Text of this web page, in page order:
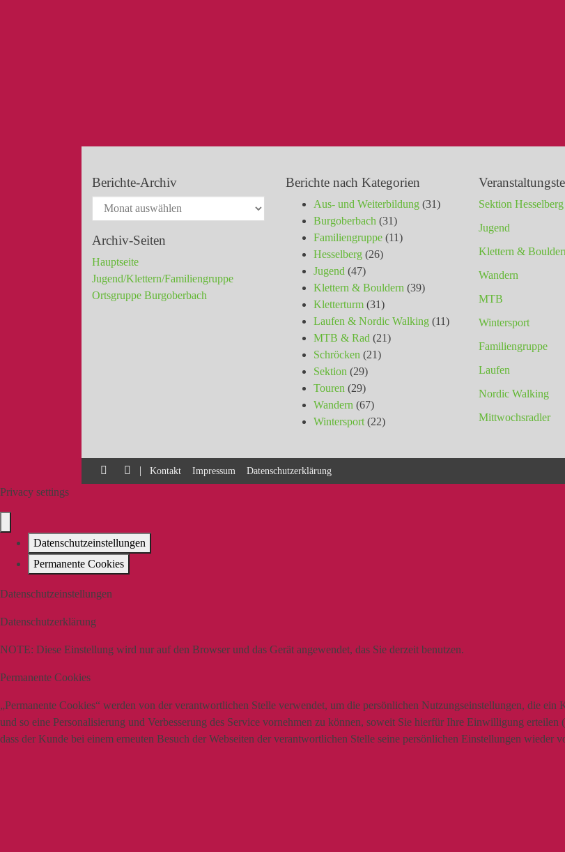
Berichte-Archiv
Archiv-Seiten
Hauptseite
Jugend/Klettern/Familiengruppe
Ortsgruppe Burgoberbach
Berichte nach Kategorien
Aus- und Weiterbildung(31)
Burgoberbach (31)
Familiengruppe(11)
Hesselberg(26)
Jugend (47)
Klettern & Bouldern (39)
Kletterturm(31)
Laufen & Nordic Walking(11)
MTB & Rad (21)
Schröcken (21)
Sektion (29)
Touren (29)
Wandern (67)
Wintersport(22)
Sektion Hesselberg
Jugend
Klettern &
Wandern
MTB
Wintersport
Familiengruppe
Laufen
Nordic Walking
Mittwochsradler
| Kontakt Impressum Datenschutzerklärung
Privacy settings
Datenschutzeinstellungen
Permanente Cookies
Datenschutzeinstellungen
Datenschutzerklärung
NOTE: Diese Einstellung wird nur auf den Browser und das Gerät angewendet, das Sie derzeit benutzen.
Permanente Cookies
„Permanente Cookies“ werden von der verantwortlichen Stelle verwendet, um die persönlichen Nutzungseinstellungen, die
und so eine Personalisierung und Verbesserung des Service vornehmen zu können, soweit Sie hierfür Ihre Einwilligung
dass der Kunde bei einem erneuten Besuch der Webseiten der verantwortlichen Stelle seine persönlichen Einstellungen wieder